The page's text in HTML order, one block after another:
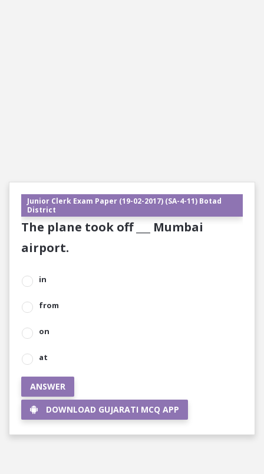
Junior Clerk Exam Paper (19-02-2017) (SA-4-11) Botad
District
The plane took off ___ Mumbai
airport.
in
from
on
at
ANSWER
DOWNLOAD GUJARATI MCQ APP